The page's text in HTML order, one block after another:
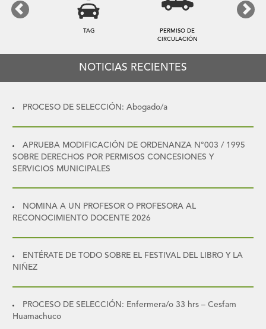
TAG
PERMISO DE
CIRCULACIÓN
Previous Next
NOTICIAS RECIENTES
PROCESO DE SELECCIÓN: Abogado/a
APRUEBA MODIFICACIÓN DE ORDENANZA N°003 / 1995
SOBRE DERECHOS POR PERMISOS CONCESIONES Y
SERVICIOS MUNICIPALES
NOMINA A UN PROFESOR O PROFESORA AL
RECONOCIMIENTO DOCENTE 2026
ENTÉRATE DE TODO SOBRE EL FESTIVAL DEL LIBRO Y LA
NIÑEZ
PROCESO DE SELECCIÓN: Enfermera/o 33 hrs – Cesfam
Huamachuco